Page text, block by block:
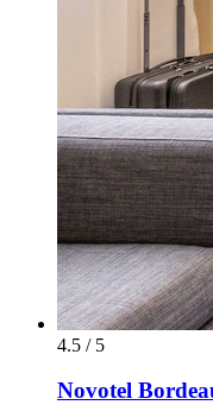
4.5 / 5
Novotel